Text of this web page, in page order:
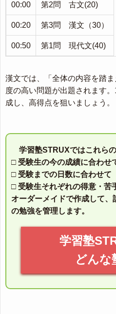
00:00 第2問 古文(20)
00:20 第3問 漢文（30）
00:50 第1問 現代文(40)
漢文では、「全体の内容を踏
度の高い問題が出題されます
成し、高得点を狙いましょう。
学習塾STRUXではこれら
□ 受験生の今の成績に合わせ
□ 受験までの日数に合わせて
□ 受験生それぞれの得意・苦
オーダーメイドで作成して、
の勉強を管理します。
学習塾
どん